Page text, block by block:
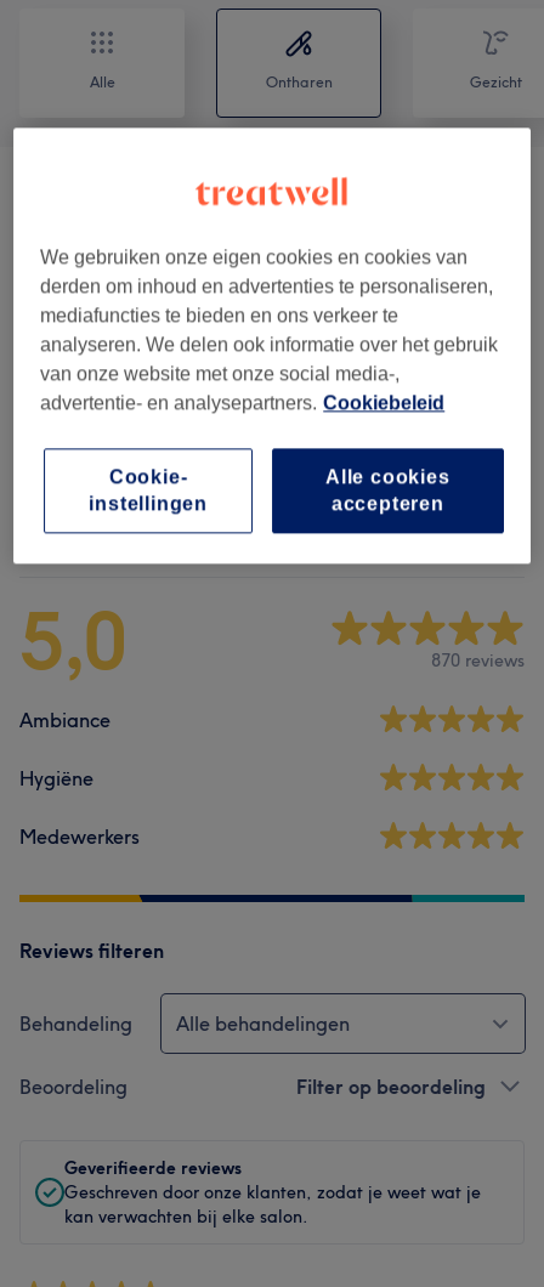
Alle Ontharen Gezicht
Femme - Laser Hair Removal (11)
Hommes - Laser Hair Removal (10) vanaf €25
Femme - Épilation À La Cire Chaude (8)
Femme - Épilation Au Fil (1)
Reviews
5,0 870 reviews
Ambiance
Hygiëne
Medewerkers
Reviews filteren
Behandeling Alle behandelingen
Beoordeling Filter op beoordeling
Geverifieerde reviews
Geschreven door onze klanten, zodat je weet wat je
kan verwachten bij elke salon.
We gebruiken onze eigen cookies en cookies van
derden om inhoud en advertenties te personaliseren,
mediafuncties te bieden en ons verkeer te
analyseren. We delen ook informatie over het gebruik
van onze website met onze social media-,
advertentie- en analysepartners. Cookiebeleid
Alle cookies
accepteren
Cookie-
instellingen